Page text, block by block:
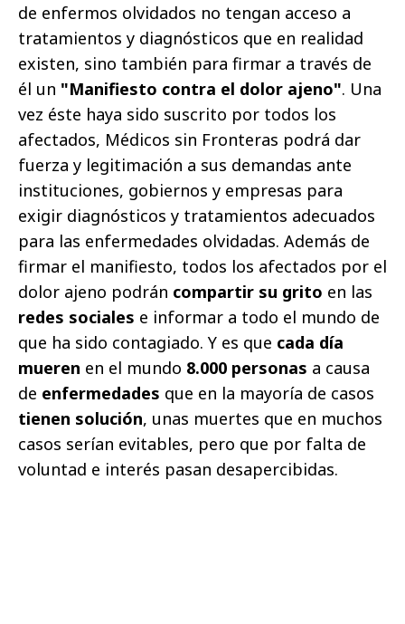
de enfermos olvidados no tengan acceso a
tratamientos y diagnósticos que en realidad
existen, sino también para firmar a través de
él un "Manifiesto contra el dolor ajeno". Una
vez éste haya sido suscrito por todos los
afectados, Médicos sin Fronteras podrá dar
fuerza y legitimación a sus demandas ante
instituciones, gobiernos y empresas para
exigir diagnósticos y tratamientos adecuados
para las enfermedades olvidadas. Además de
firmar el manifiesto, todos los afectados por el
dolor ajeno podrán compartir su grito en las
redes sociales e informar a todo el mundo de
que ha sido contagiado. Y es que cada día
mueren en el mundo 8.000 personas a causa
de enfermedades que en la mayoría de casos
tienen solución, unas muertes que en muchos
casos serían evitables, pero que por falta de
voluntad e interés pasan desapercibidas.